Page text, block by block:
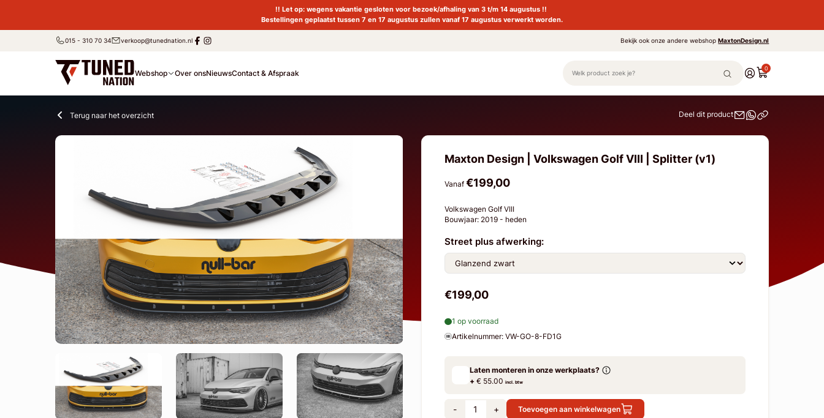
!! Let op: wegens vakantie gesloten voor bezoek/afhaling van 3 t/m 14 augustus !!
Bestellingen geplaatst tussen 7 en 17 augustus zullen vanaf 17 augustus verwerkt worden.
015 - 310 70 34 verkoop@tunednation.nl Bekijk ook onze andere webshopMaxtonDesign.nl
Webshop Over onsNieuwsContact & Afspraak
0
Terug naar het overzicht Deel dit product
Maxton Design | Volkswagen Golf VIII | Splitter (v1)
Vanaf €199,00
Volkswagen Golf VIII
Bouwjaar: 2019 - heden
Street plus afwerking:
€199,00
1 op voorraad
Artikelnummer: VW-GO-8-FD1G
Laten monteren in onze werkplaats?
+€ 55.00 incl. btw
- + Toevoegen aan winkelwagen